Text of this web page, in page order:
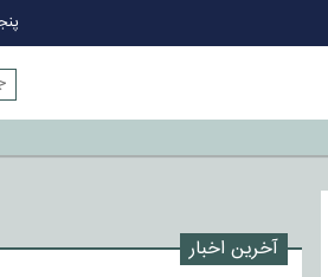
آخرین اخبار